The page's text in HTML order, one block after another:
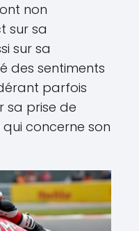
non
sur sa
sur sa
des sentiments
parfois
sa prise de
concerne son